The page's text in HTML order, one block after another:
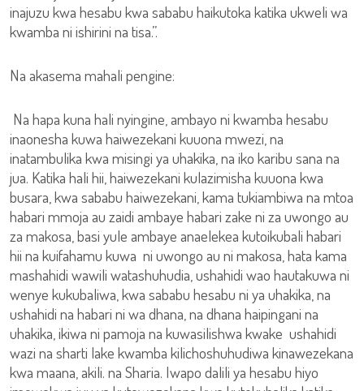
inajuzu kwa hesabu kwa sababu haikutoka katika ukweli wa
kwamba ni ishirini na tisa.”.
Na akasema mahali pengine:
Na hapa kuna hali nyingine, ambayo ni kwamba hesabu
inaonesha kuwa haiwezekani kuuona mwezi, na
inatambulika kwa misingi ya uhakika, na iko karibu sana na
jua. Katika hali hii, haiwezekani kulazimisha kuuona kwa
busara, kwa sababu haiwezekani, kama tukiambiwa na mtoa
habari mmoja au zaidi ambaye habari zake ni za uwongo au
za makosa, basi yule ambaye anaelekea kutoikubali habari
hii na kuifahamu kuwa ni uwongo au ni makosa, hata kama
mashahidi wawili watashuhudia, ushahidi wao hautakuwa ni
wenye kukubaliwa, kwa sababu hesabu ni ya uhakika, na
ushahidi na habari ni wa dhana, na dhana haipingani na
uhakika, ikiwa ni pamoja na kuwasilishwa kwake ushahidi
wazi na sharti lake kwamba kilichoshuhudiwa kinawezekana
kwa maana, akili. na Sharia. Iwapo dalili ya hesabu hiyo